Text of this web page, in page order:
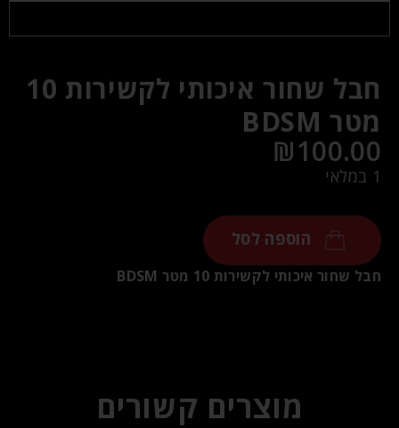
חבל שחור איכותי לקשירות 10
מטר BDSM
₪100.00
1 במלאי
הוספה לסל
חבל שחור איכותי לקשירות 10 מטר BDSM
מוצרים קשורים